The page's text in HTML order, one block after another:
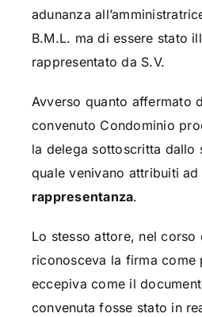
adunanza
B.M.L. ma di essere stato
rappresentato da S.V.
Avverso quanto affermato
convenuto Condominio
la delega sottoscritta dallo
quale venivano attribuiti ad
rappresentanza.
Lo stesso attore, nel corso
riconosceva la firma come
eccepiva come il
convenuta fosse stato in